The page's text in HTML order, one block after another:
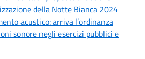
della Notte Bianca 2024
acustico: arriva l’ordinanza
sonore negli esercizi pubblici e